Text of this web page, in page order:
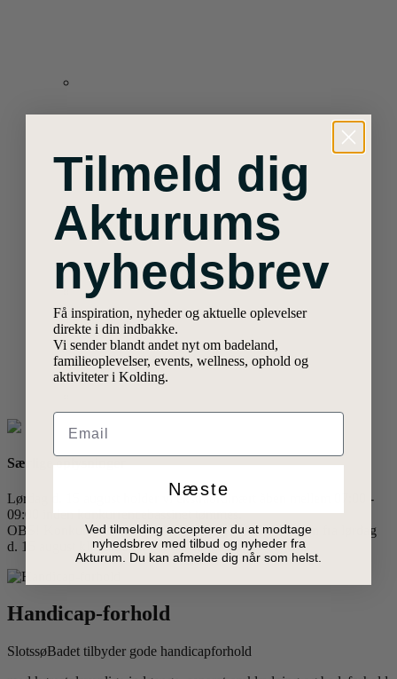
Særlige oplysninger
Lørdag d. 15 august holder vi ekstraordinært åben mellem 07:00 -
09:00 inden konkurrencebassinet tømmes.
OBS! Konkurrencebassinet er lukket grundet reparation fra lørdag
d. 15 august kl. 09:00 til og med søndag d. 23 august.
Handicap-forhold
SlotssøBadet tilbyder gode handicapforhold
Tilmeld dig
Akturums
nyhedsbrev
Få inspiration, nyheder og aktuelle oplevelser
direkte i din indbakke.
Vi sender blandt andet nyt om badeland,
familieoplevelser, events, wellness, ophold og
aktiviteter i Kolding.
Email
Næste
Ved tilmelding accepterer du at modtage
nyhedsbrev med tilbud og nyheder fra
Akturum. Du kan afmelde dig når som helst.